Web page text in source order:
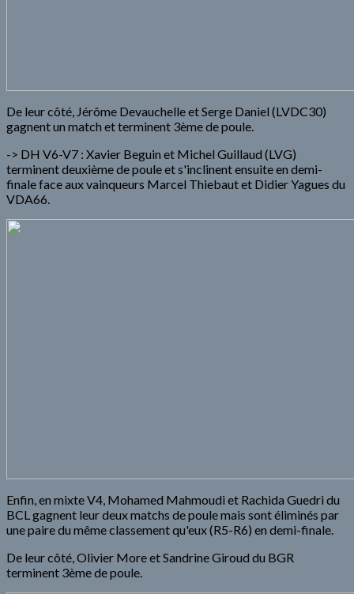
De leur côté, Jérôme Devauchelle et Serge Daniel (LVDC30)
gagnent un match et terminent 3ème de poule.
-> DH V6-V7 : Xavier Beguin et Michel Guillaud (LVG)
terminent deuxième de poule et s'inclinent ensuite en demi-
finale face aux vainqueurs Marcel Thiebaut et Didier Yagues du
VDA66.
Enfin, en mixte V4, Mohamed Mahmoudi et Rachida Guedri du
BCL gagnent leur deux matchs de poule mais sont éliminés par
une paire du même classement qu'eux (R5-R6) en demi-finale.
De leur côté, Olivier More et Sandrine Giroud du BGR
terminent 3ème de poule.